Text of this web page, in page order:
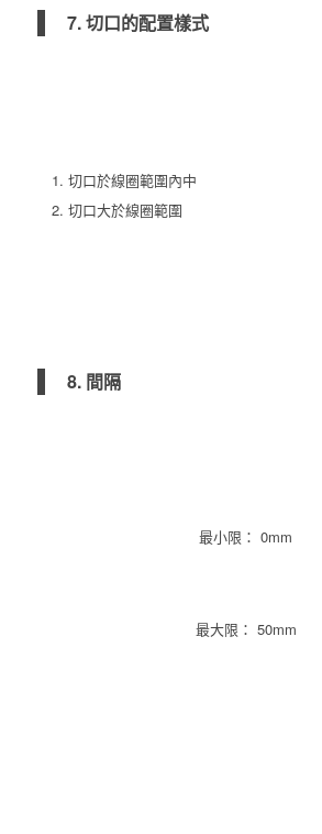
7. 切口的配置樣式
切口於線圈範圍內中
切口大於線圈範圍
8. 間隔
最小限： 0mm
最大限： 50mm